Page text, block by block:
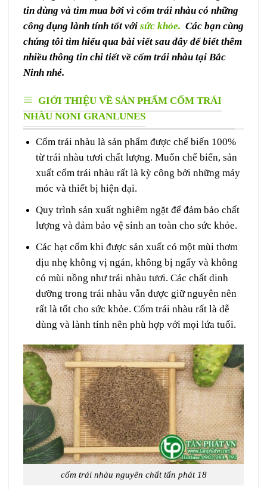
tin dùng và tìm mua bởi vì cốm trái nhàu có những
công dụng lành tính tốt với sức khỏe. Các bạn cùng
chúng tôi tìm hiểu qua bài viết sau đây để biết thêm
nhiều thông tin chi tiết về cốm trái nhàu tại Bắc
Ninh nhé.
GIỚI THIỆU VỀ SẢN PHẨM CỐM TRÁI
NHÀU NONI GRANLUNES
Cốm trái nhàu là sản phẩm được chế biến 100%
từ trái nhàu tươi chất lượng. Muốn chế biến, sản
xuất cốm trái nhàu rất là kỳ công bởi những máy
móc và thiết bị hiện đại.
Quy trình sản xuất nghiêm ngặt để đảm bảo chất
lượng và đảm bảo vệ sinh an toàn cho sức khỏe.
Các hạt cốm khi được sản xuất có một mùi thơm
dịu nhẹ không vị ngán, không bị ngấy và không
có mùi nồng như trái nhàu tươi. Các chất dinh
dưỡng trong trái nhàu vẫn được giữ nguyên nên
rất là tốt cho sức khỏe. Cốm trái nhàu rất là dễ
dùng và lành tính nên phù hợp với mọi lứa tuổi.
cốm trái nhàu nguyên chất tấn phát 18